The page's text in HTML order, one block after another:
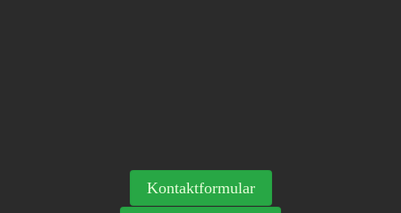
Kontaktformular